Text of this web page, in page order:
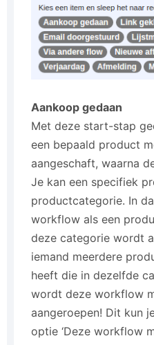
Aankoop gedaan
Met deze start-stap
een bepaald product
aangeschaft, waarna
Je kan een specifiek
productcategorie. In
workflow als een
deze categorie wordt
iemand meerdere
heeft die in dezelfde
wordt deze workflow
aangeroepen! Dit kun
optie ‘Deze workflow